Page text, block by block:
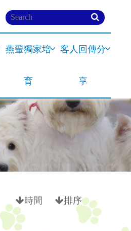
燕翬獨家培
育
客人回傳分
享
時間 排序